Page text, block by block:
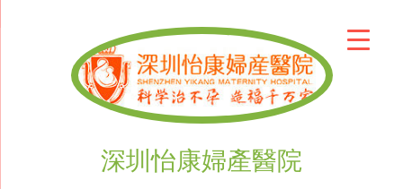
深圳怡康婦產醫院